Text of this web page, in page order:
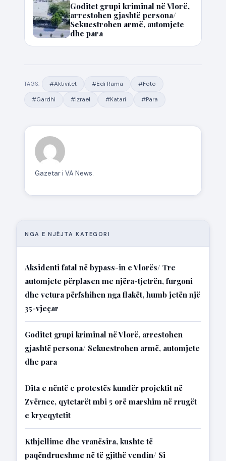
Goditet grupi kriminal në Vlorë,
arrestohen gjashtë persona/
Sekuestrohen armë, automjete
dhe para
TAGS: #Aktivitet #Edi Rama #Foto
#Gardhi #Izrael #Katari #Para
Gazetar i VA News.
NGA E NJËJTA KATEGORI
Aksidenti fatal në bypass-in e Vlorës/ Tre
automjete përplasen me njëra-tjetrën, furgoni
dhe vetura përfshihen nga flakët, humb jetën një
35-vjeçar
Goditet grupi kriminal në Vlorë, arrestohen
gjashtë persona/ Sekuestrohen armë, automjete
dhe para
Dita e nëntë e protestës kundër projektit në
Zvërnec, qytetarët mbi 5 orë marshim në rrugët
e kryeqytetit
Kthjellime dhe vranësira, kushte të
paqëndrueshme në të gjithë vendin/ Si